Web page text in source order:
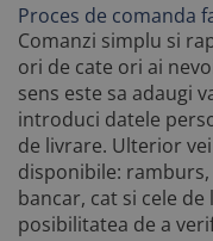
Proces de comanda
Comanzi simplu si
ori de cate ori ai
sens este sa adaugi
introduci datele
de livrare. Ulterior
disponibile:
bancar, cat si cele
posibilitatea de a